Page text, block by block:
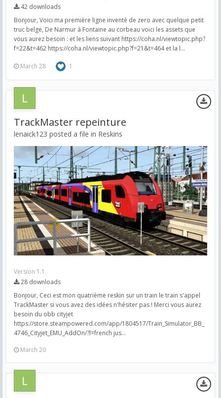
42 downloads
Bonjour, Voici ma première ligne inventé de zero avec quelque petit
truc belge, De Narmur à Fontaine au corbeau voici les assets que
vous aurez besoin : et les liens suivant https://coha.nl/viewtopic.php?
f=22&t=462 https://coha.nl/viewtopic.php?f=21&t=464 et la l...
March 28 1
TrackMaster repeinture
lenaick123 posted a file in Reskins
Version 1.1
28 downloads
Bonjour, Ceci est mon quatrième reskin sur un train le train s'appel
TrackMaster si vous avez des idées n'hésiter pas ! Merci vous aurez
besoin du obb cityjet
https://store.steampowered.com/app/1804517/Train_Simulator_BB_
4746_Cityjet_EMU_AddOn/?l=french jus...
March 20